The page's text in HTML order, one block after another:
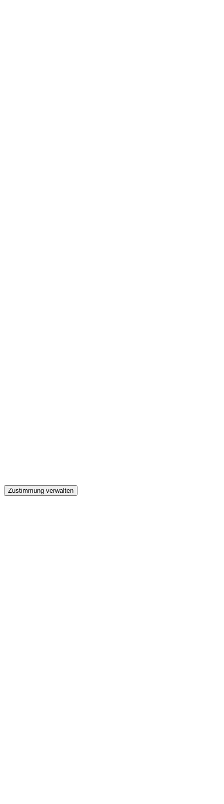
Zustimmung verwalten